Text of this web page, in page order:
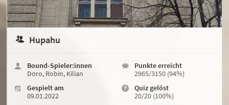
Hupahu
Bound-Spieler:innen
Doro, Robin, Kilian
Gespielt am
09.01.2022
Punkte erreicht
2965/3150 (94%)
Quiz gelöst
20/20 (100%)